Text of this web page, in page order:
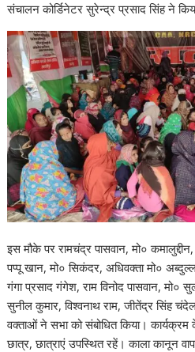
संचालन कोर्डिनेटर सुरेन्द्र प्रसाद सिंह ने
इस मौके पर रामचंद्र पासवान, मो०
पप्पू खान, मो० सिकंदर, अधिवक्ता मो०
गंगा प्रसाद गंगेश, राम विनोद पासवान, मो०
सुनील कुमार, विश्वनाथ राम, जीतेंद्र सिंह
वक्ताओं ने सभा को संबोधित किया।
छात्र, छात्राएं उपस्थित रहें। काला कानून